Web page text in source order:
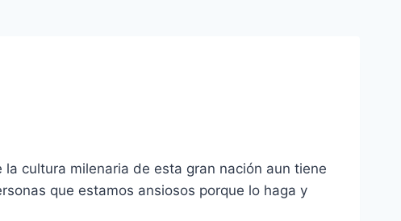
cultura milenaria de esta gran nación aun tiene
que estamos ansiosos porque lo haga y